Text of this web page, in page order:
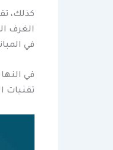
كذلك،
الغرف
في
في
تقنيات